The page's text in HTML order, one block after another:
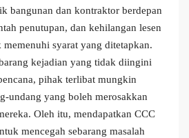
bangunan dan kontraktor berdepan
penutupan, dan kehilangan lesen
syarat yang ditetapkan.
kejadian yang tidak diingini
pihak terlibat mungkin
undang yang boleh merosakkan
Oleh itu, mendapatkan CCC
mencegah sebarang masalah